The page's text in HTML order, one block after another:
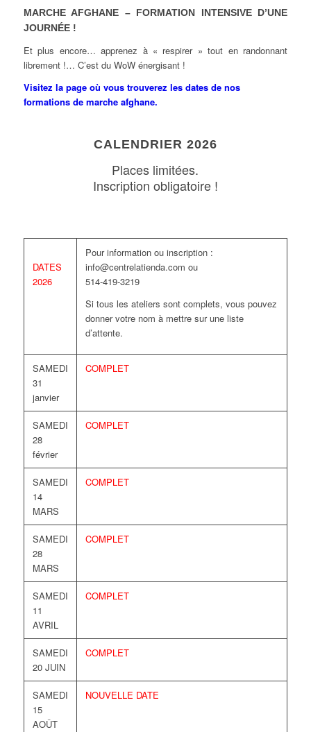
MARCHE AFGHANE – FORMATION INTENSIVE D’UNE
JOURNÉE !
Et plus encore… apprenez à « respirer » tout en randonnant
librement !… C’est du WoW énergisant !
Visitez la page où vous trouverez les dates de nos
formations de marche afghane.
CALENDRIER 2026
Places limitées.
Inscription obligatoire !
DATES
2026
Pour information ou inscription :
info@centrelatienda.com ou
514-419-3219
Si tous les ateliers sont complets, vous pouvez
donner votre nom à mettre sur une liste
d’attente.
SAMEDI
31
janvier
COMPLET
SAMEDI
28
février
COMPLET
SAMEDI
14
MARS
COMPLET
SAMEDI
28
MARS
COMPLET
SAMEDI
11
AVRIL
COMPLET
SAMEDI
20 JUIN
COMPLET
SAMEDI
15
AOÛT
NOUVELLE DATE